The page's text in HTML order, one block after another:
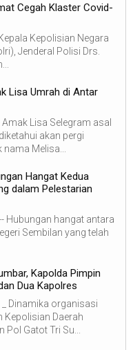
Cegah Klaster Covid-
Kepolisian Negara
Jenderal Polisi Drs.
Lisa Umrah di Antar
Lisa Selegram asal
akan pergi
Melisa...
Hangat Kedua
dalam Pelestarian
Hubungan hangat antara
Sembilan yang telah
Kapolda Pimpin
Dua Kapolres
_ Dinamika organisasi
Kepolisian Daerah
Gatot Tri Su...